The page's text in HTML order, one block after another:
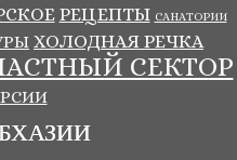
РЕЦЕПТЫ САНАТОРИИ
ХОЛОДНАЯ РЕЧКА
СЕКТОР